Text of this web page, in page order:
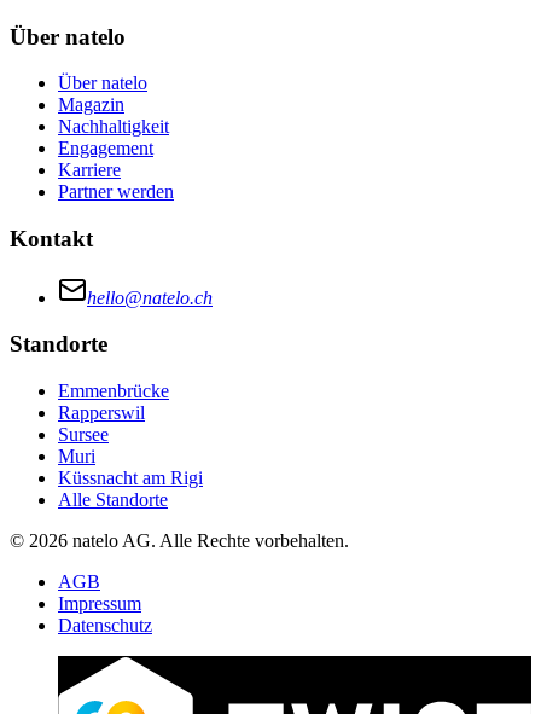
Über natelo
Über natelo
Magazin
Nachhaltigkeit
Engagement
Karriere
Partner werden
Kontakt
hello@natelo.ch
Standorte
Emmenbrücke
Rapperswil
Sursee
Muri
Küssnacht am Rigi
Alle Standorte
© 2026 natelo AG. Alle Rechte vorbehalten.
AGB
Impressum
Datenschutz